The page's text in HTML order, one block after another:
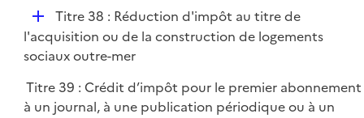
D
é
p
i
e
Titre 38 : Réduction d'impôt au titre de
l'acquisition ou de la construction de logements
sociaux outre-mer
Titre 39 : Crédit d’impôt pour le premier abonnement
à un journal, à une publication périodique ou à un